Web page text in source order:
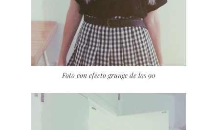
Foto con efecto grunge de los 90